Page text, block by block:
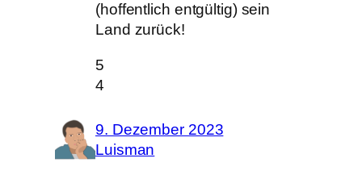
(hoffentlich entgültig) sein
Land zurück!
5
4
9. Dezember 2023
Luisman